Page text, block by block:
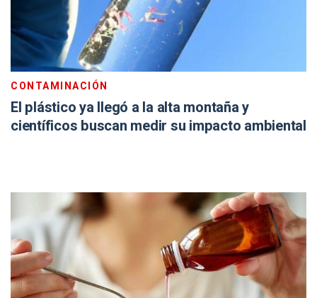
CONTAMINACIÓN
El plástico ya llegó a la alta montaña y
científicos buscan medir su impacto ambiental